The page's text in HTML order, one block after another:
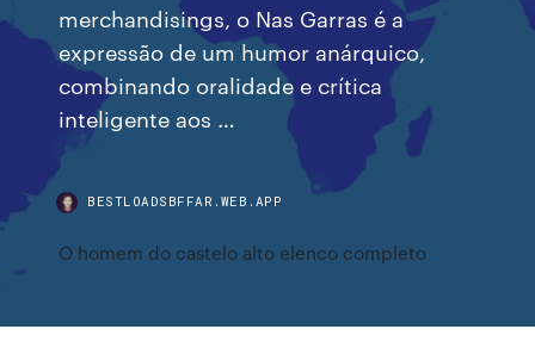
merchandisings, o Nas Garras é a
expressão de um humor anárquico,
combinando oralidade e crítica
inteligente aos …
BESTLOADSBFFAR.WEB.APP
O homem do castelo alto elenco completo